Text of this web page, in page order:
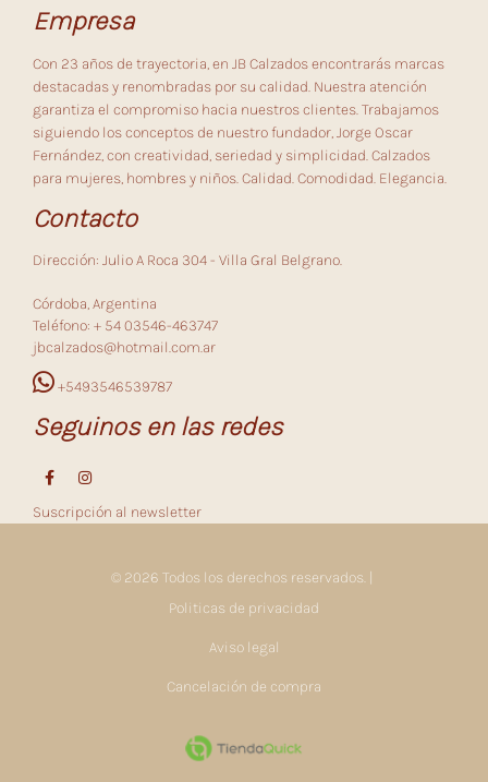
Empresa
Con 23 años de trayectoria, en JB Calzados encontrarás marcas
destacadas y renombradas por su calidad. Nuestra atención
garantiza el compromiso hacia nuestros clientes. Trabajamos
siguiendo los conceptos de nuestro fundador, Jorge Oscar
Fernández, con creatividad, seriedad y simplicidad. Calzados
para mujeres, hombres y niños. Calidad. Comodidad. Elegancia.
Contacto
Dirección: Julio A Roca 304 - Villa Gral Belgrano.
Córdoba, Argentina
Teléfono: + 54 03546-463747
jbcalzados@hotmail.com.ar
+5493546539787
Seguinos en las redes
Suscripción al newsletter
© 2026 Todos los derechos reservados. |
Politicas de privacidad
Aviso legal
Cancelación de compra